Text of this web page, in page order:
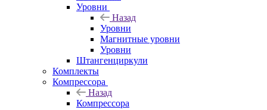
Уровни
Назад
Уровни
Магнитные уровни
Уровни
Штангенциркули
Комплекты
Компрессора
Назад
Компрессора